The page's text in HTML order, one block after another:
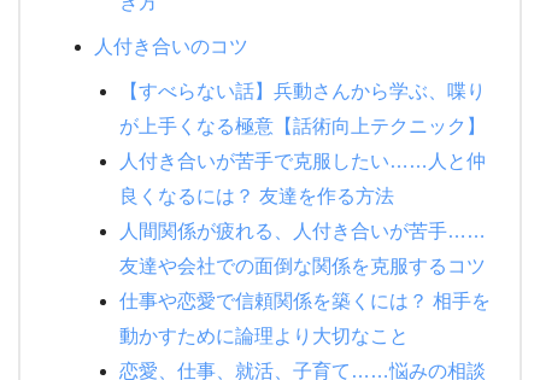
人付き合いのコツ
【すべらない話】兵動さんから学ぶ、喋り
が上手くなる極意【話術向上テクニック】
人付き合いが苦手で克服したい……人と仲
良くなるには？ 友達を作る方法
人間関係が疲れる、人付き合いが苦手……
友達や会社での面倒な関係を克服するコツ
仕事や恋愛で信頼関係を築くには？ 相手を
動かすために論理より大切なこと
恋愛、仕事、就活、子育て……悩みの相談